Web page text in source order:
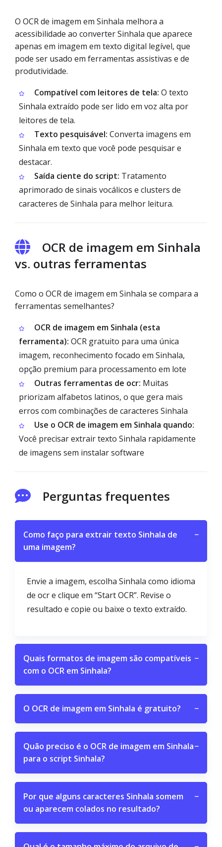
O OCR de imagem em Sinhala melhora a
acessibilidade ao converter Sinhala que aparece
apenas em imagem em texto digital legível, que
pode ser usado em ferramentas assistivas e de
produtividade.
Compatível com leitores de tela: O texto
Sinhala extraído pode ser lido em voz alta por
leitores de tela.
Texto pesquisável: Converta imagens em
Sinhala em texto que você pode pesquisar e
destacar.
Saída ciente do script: Tratamento
aprimorado de sinais vocálicos e clusters de
caracteres de Sinhala para melhor leitura.
OCR de imagem em Sinhala
vs. outras ferramentas
Como o OCR de imagem em Sinhala se compara a
ferramentas semelhantes?
OCR de imagem em Sinhala (esta
ferramenta): OCR gratuito para uma única
imagem, reconhecimento focado em Sinhala,
opção premium para processamento em lote
Outras ferramentas de ocr: Muitas
priorizam alfabetos latinos, o que gera mais
erros com combinações de caracteres Sinhala
Use o OCR de imagem em Sinhala quando:
Você precisar extrair texto Sinhala rapidamente
de imagens sem instalar software
Perguntas frequentes
Como faço para extrair texto Sinhala de
uma imagem?
−
Envie a imagem, escolha Sinhala como idioma
de ocr e clique em “Start OCR”. Revise o
resultado e copie ou baixe o texto extraído.
Quais formatos de imagem são compatíveis
com o OCR em Sinhala?
−
O OCR de imagem em Sinhala é gratuito? −
Quão preciso é o OCR de imagem em Sinhala
para o script Sinhala?
−
Por que alguns caracteres Sinhala somem
ou aparecem colados no resultado?
−